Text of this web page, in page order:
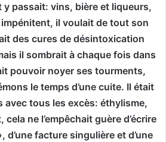
passait: vins, bière et liqueurs,
impénitent, il voulait de tout son
des cures de désintoxication
il sombrait à chaque fois dans
pouvoir noyer ses tourments,
le temps d’une cuite. Il était
avec tous les excès: éthylisme,
ne l’empêchait guère d’écrire
facture singulière et d’une